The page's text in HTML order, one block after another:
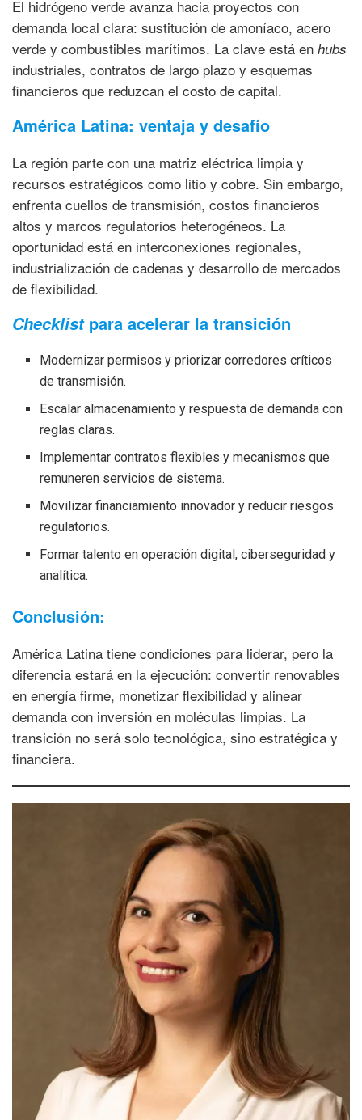
El hidrógeno verde avanza hacia proyectos con
demanda local clara: sustitución de amoníaco, acero
verde y combustibles marítimos. La clave está en hubs
industriales, contratos de largo plazo y esquemas
financieros que reduzcan el costo de capital.
América Latina: ventaja y desafío
La región parte con una matriz eléctrica limpia y
recursos estratégicos como litio y cobre. Sin embargo,
enfrenta cuellos de transmisión, costos financieros
altos y marcos regulatorios heterogéneos. La
oportunidad está en interconexiones regionales,
industrialización de cadenas y desarrollo de mercados
de flexibilidad.
Checklistpara acelerar la transición
Modernizar permisos y priorizar corredores críticos
de transmisión.
Escalar almacenamiento y respuesta de demanda con
reglas claras.
Implementar contratos flexibles y mecanismos que
remuneren servicios de sistema.
Movilizar financiamiento innovador y reducir riesgos
regulatorios.
Formar talento en operación digital, ciberseguridad y
analítica.
Conclusión:
América Latina tiene condiciones para liderar, pero la
diferencia estará en la ejecución: convertir renovables
en energía firme, monetizar flexibilidad y alinear
demanda con inversión en moléculas limpias. La
transición no será solo tecnológica, sino estratégica y
financiera.